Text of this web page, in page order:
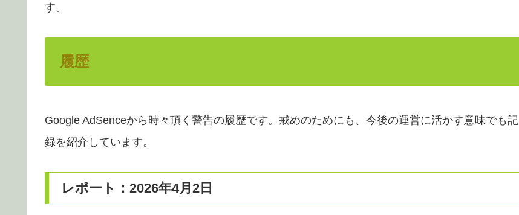
す。
履歴
Google AdSenceから時々頂く警告の履歴です。戒めのためにも、今後の運営に活かす意味でも記
録を紹介しています。
レポート：2026年4月2日